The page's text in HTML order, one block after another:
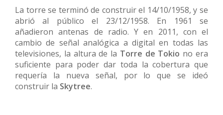
La torre se terminó de construir el 14/10/1958, y se
abrió al público el 23/12/1958. En 1961 se
añadieron antenas de radio. Y en 2011, con el
cambio de señal analógica a digital en todas las
televisiones, la altura de la Torre de Tokio no era
suficiente para poder dar toda la cobertura que
requería la nueva señal, por lo que se ideó
construir la Skytree.